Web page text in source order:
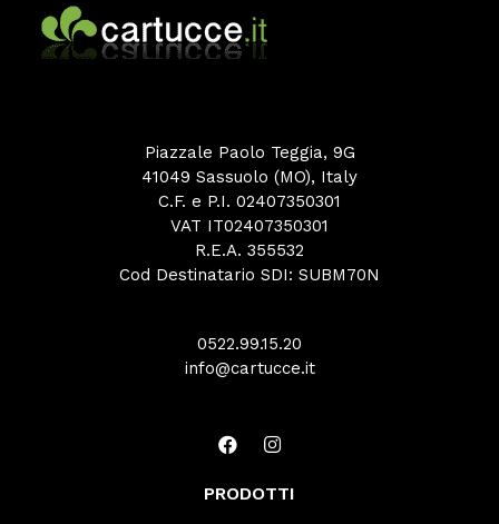
Piazzale Paolo Teggia, 9G
41049 Sassuolo (MO), Italy
C.F. e P.I. 02407350301
VAT IT02407350301
R.E.A. 355532
Cod Destinatario SDI: SUBM70N
0522.99.15.20
info@cartucce.it
PRODOTTI